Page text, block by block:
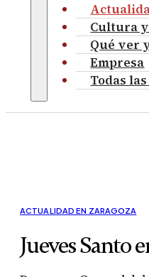
Cultura
Qué ver
Empresa
Todas
ACTUALIDAD EN ZARAGOZA
Jueves Santo